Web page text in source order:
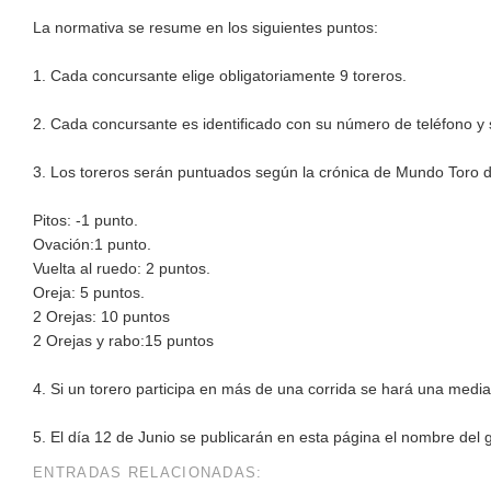
La normativa se resume en los siguientes puntos:
1. Cada concursante elige obligatoriamente 9 toreros.
2. Cada concursante es identificado con su número de teléfono
3. Los toreros serán puntuados según la crónica de Mundo Toro
Pitos: -1 punto.
Ovación:1 punto.
Vuelta al ruedo: 2 puntos.
Oreja: 5 puntos.
2 Orejas: 10 puntos
2 Orejas y rabo:15 puntos
4. Si un torero participa en más de una corrida se hará una
5. El día 12 de Junio se publicarán en esta página el nombre del
ENTRADAS RELACIONADAS: